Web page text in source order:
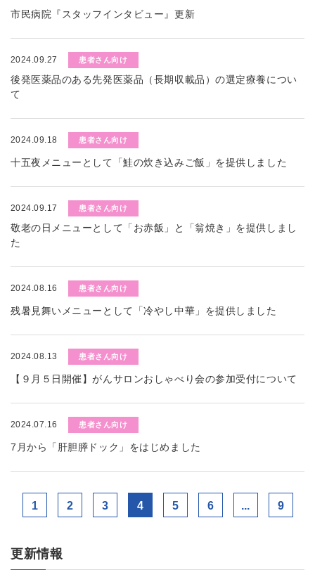
市民病院『スタッフインタビュー』更新
2024.09.27 患者さん向け
後発医薬品のある先発医薬品（長期収載品）の選定療養につい
て
2024.09.18 患者さん向け
十五夜メニューとして「鮭の炊き込みご飯」を提供しました
2024.09.17 患者さん向け
敬老の日メニューとして「お赤飯」と「翁焼き」を提供しまし
た
2024.08.16 患者さん向け
残暑見舞いメニューとして「冷やし中華」を提供しました
2024.08.13 患者さん向け
【９月５日開催】がんサロンおしゃべり会の参加受付について
2024.07.16 患者さん向け
7月から「肝胆膵ドック」をはじめました
1 2 3 4 5 6 ... 9
更新情報